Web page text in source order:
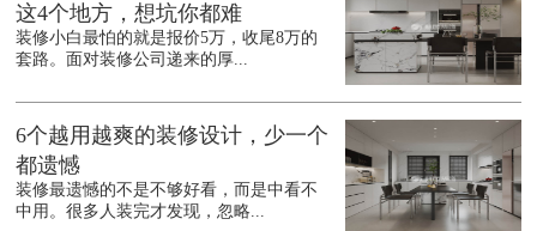
这4个地方，想坑你都难
装修小白最怕的就是报价5万，收尾8万的
套路。面对装修公司递来的厚...
6个越用越爽的装修设计，少一个
都遗憾
装修最遗憾的不是不够好看，而是中看不
中用。很多人装完才发现，忽略...